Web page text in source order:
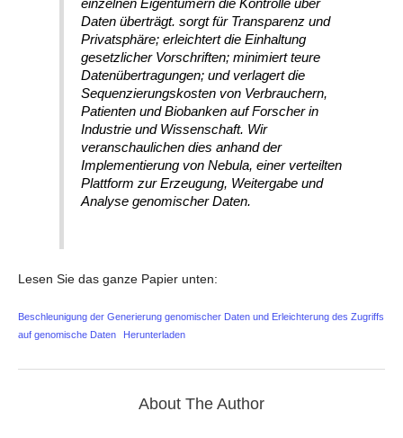
Daten überträgt. sorgt für Transparenz und
Privatsphäre; erleichtert die Einhaltung
gesetzlicher Vorschriften; minimiert teure
Datenübertragungen; und verlagert die
Sequenzierungskosten von Verbrauchern,
Patienten und Biobanken auf Forscher in
Industrie und Wissenschaft. Wir
veranschaulichen dies anhand der
Implementierung von Nebula, einer verteilten
Plattform zur Erzeugung, Weitergabe und
Analyse genomischer Daten.
Lesen Sie das ganze Papier unten:
Beschleunigung der Generierung genomischer Daten und Erleichterung des Zugriffs
auf genomische Daten
Herunterladen
About The Author